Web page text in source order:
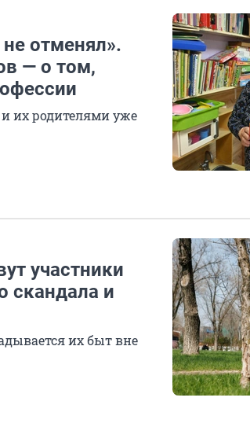
отменял».
— о том,
их родителями уже
участники
скандала и
их быт вне